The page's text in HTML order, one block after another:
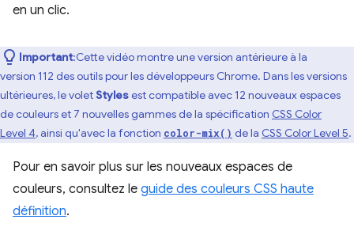
en un clic.
Important:Cette vidéo montre une version antérieure à la
version 112 des outils pour les développeurs Chrome. Dans les versions
ultérieures, le voletStylesest compatible avec 12 nouveaux espaces
de couleurs et 7 nouvelles gammes de la spécification CSS Color
Level 4, ainsi qu'avec la fonction color-mix() de la CSS Color Level 5.
Pour en savoir plus sur les nouveaux espaces de
couleurs, consultez le guide des couleurs CSS haute
définition.